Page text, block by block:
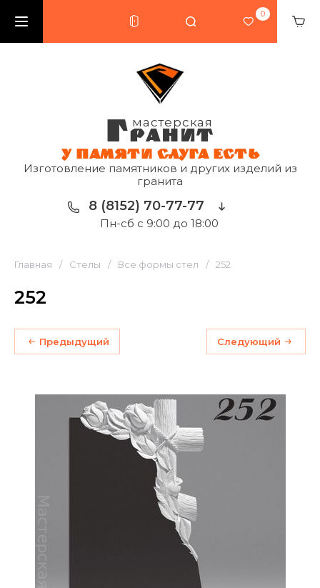
0
мастерская
ГРАНИТ
У ПАМЯТИ СЛУГА ЕСТЬ
Изготовление памятников и других изделий из
гранита
8 (8152) 70-77-77
Пн-сб с 9:00 до 18:00
Главная / Стелы / Все формы стел / 252
252
Предыдущий Следующий